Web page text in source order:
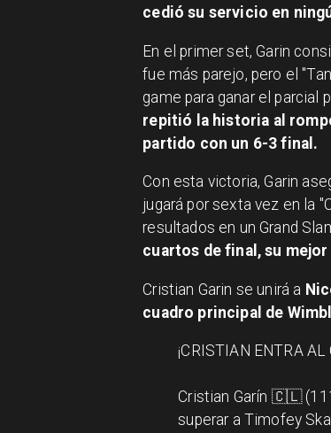
cedió su servicio en
En el primer set, Garin
fue más parejo, pero el
game para ganar el parcial
repitió la historia al
partido con un 6-3 final.
Con esta victoria, Garin
jugará por sexta vez en la
resultados en un Grand
cuartos de final, su
Cristian Garin se unirá a
cuadro principal de
¡CRISTIAN ENTRA
Cristian Garín 🇨🇱
superar a Timofey